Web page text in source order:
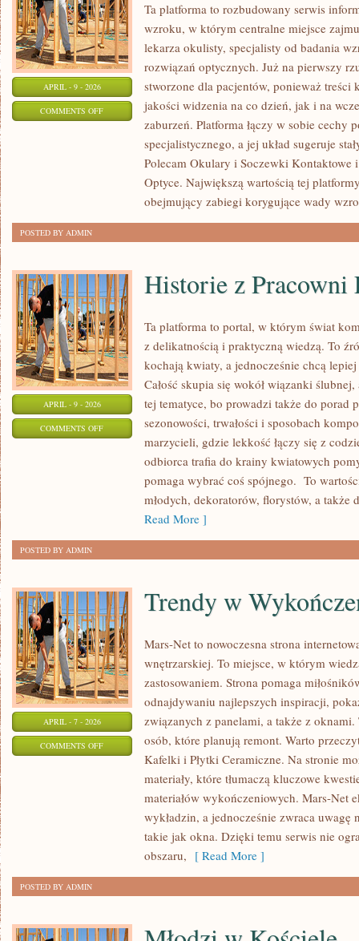
APRIL - 9 - 2026
COMMENTS OFFON
Ta platforma to rozbudowany serwis
wzroku, w którym centralne miejsce
lekarza okulisty, specjalisty od badania
rozwiązań optycznych. Już na pierwszy
stworzone dla pacjentów, ponieważ treści
jakości widzenia na co dzień, jak i na
zaburzeń. Platforma łączy w sobie cechy
specjalistycznego, a jej układ sugeruje
Polecam Okulary i Soczewki Kontaktowe
Optyce. Największą wartością tej
obejmujący zabiegi korygujące wady
POSTED BY ADMIN
APRIL - 9 - 2026
COMMENTS OFFON
FLORYSTYCZNYCH
Historie z Pracowni
Ta platforma to portal, w którym świat
z delikatnością i praktyczną wiedzą. To
kochają kwiaty, a jednocześnie chcą
Całość skupia się wokół wiązanki
tej tematyce, bo prowadzi także do porad
sezonowości, trwałości i sposobach
marzycieli, gdzie lekkość łączy się z
odbiorca trafia do krainy kwiatowych
pomaga wybrać coś spójnego. To
młodych, dekoratorów, florystów, a także
Read More ]
POSTED BY ADMIN
APRIL - 7 - 2026
COMMENTS OFFON
WYKOŃCZENIU
Trendy w
Mars-Net to nowoczesna strona
wnętrzarskiej. To miejsce, w którym
zastosowaniem. Strona pomaga
odnajdywaniu najlepszych inspiracji,
związanych z panelami, a także z
osób, które planują remont. Warto
Kafelki i Płytki Ceramiczne. Na stronie
materiały, które tłumaczą kluczowe
materiałów wykończeniowych. Mars-Net
wykładzin, a jednocześnie zwraca uwagę
takie jak okna. Dzięki temu serwis nie
obszaru, [ Read More ]
POSTED BY ADMIN